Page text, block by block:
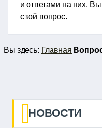
и ответами на них.
свой вопрос.
Вы здесь: Главная
НОВОСТИ